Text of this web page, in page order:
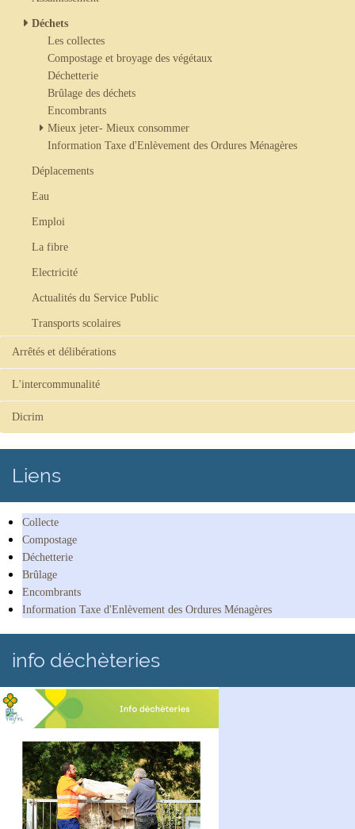
Déchets
Les collectes
Compostage et broyage des végétaux
Déchetterie
Brûlage des déchets
Encombrants
Mieux jeter- Mieux consommer
Information Taxe d'Enlèvement des Ordures Ménagères
Déplacements
Eau
Emploi
La fibre
Electricité
Actualités du Service Public
Transports scolaires
Arrêtés et délibérations
L'intercommunalité
Dicrim
Liens
Collecte
Compostage
Déchetterie
Brûlage
Encombrants
Information Taxe d'Enlèvement des Ordures Ménagères
info déchèteries